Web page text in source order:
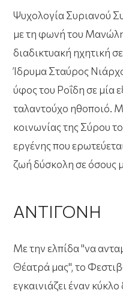
Ψυχολογία Συριανού
με τη φωνή του
διαδικτυακή ηχητική
Ίδρυμα Σταύρος
ύφος του Ροΐδη σε μία
ταλαντούχο ηθοποιό.
κοινωνίας της Σύρου
εργένης που
ζωή δύσκολη σε όσους
ΑΝΤΙΓΟΝΗ
Mε την ελπίδα "να
Θέατρά μας", το
εγκαινιάζει έναν